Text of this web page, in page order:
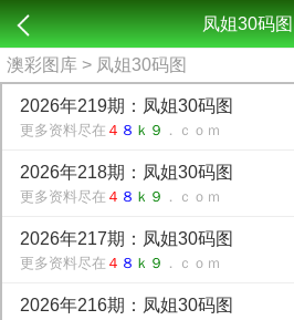
凤姐30码图
澳彩图库 > 凤姐30码图
2026年219期：凤姐30码图
更多资料尽在 ４ ８ ｋ９ ．ｃｏｍ
2026年218期：凤姐30码图
更多资料尽在 ４ ８ ｋ９ ．ｃｏｍ
2026年217期：凤姐30码图
更多资料尽在 ４ ８ ｋ９ ．ｃｏｍ
2026年216期：凤姐30码图